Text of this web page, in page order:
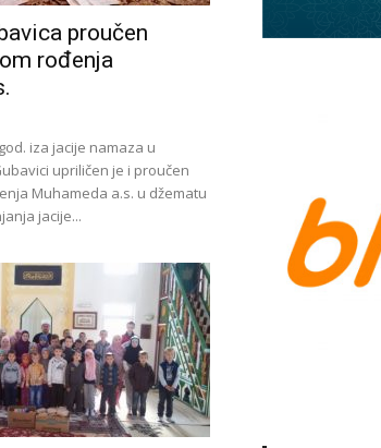
proučen
rođenja
iza jacije namaza u
upriličen je i proučen
Muhameda a.s. u džematu
jacije...